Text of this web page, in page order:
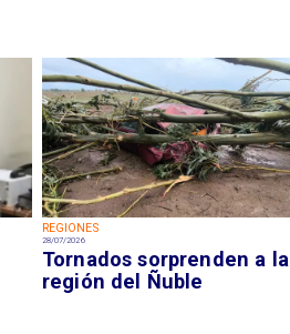
REGIONES
28/07/2026
Tornados sorprenden a la
región del Ñuble